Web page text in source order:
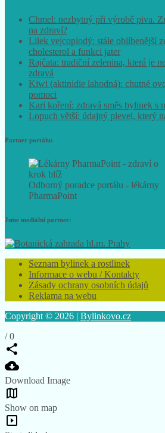
Chmel: nezbytný při výrobě piva.
na zdraví?
Lilek vejcoplodý: stále oblíbenější
cholesterol a funkci jater
Rajčata: tradiční zelenina, která je
zdravá
Kiwi (aktinidie lahodná): chutné
pomoci
Kari koření: zdravá směs bylinek s
Lopuch větší: údajný plevel, který
Partner portálu:
Odborný poradce portálu - lékárny
PharmaPoint
Jsme mediální partner:
Seznam bylinek a rostlinek
Informace o webu / Kontakty
Zásady ochrany osobních údajů
Reklama na webu
Copyright © 2026 | Bylinkovo.cz
/0
Download Image
Show on map